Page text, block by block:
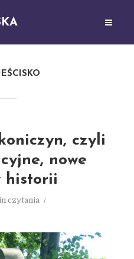
czyli
nowe
historii
czytania